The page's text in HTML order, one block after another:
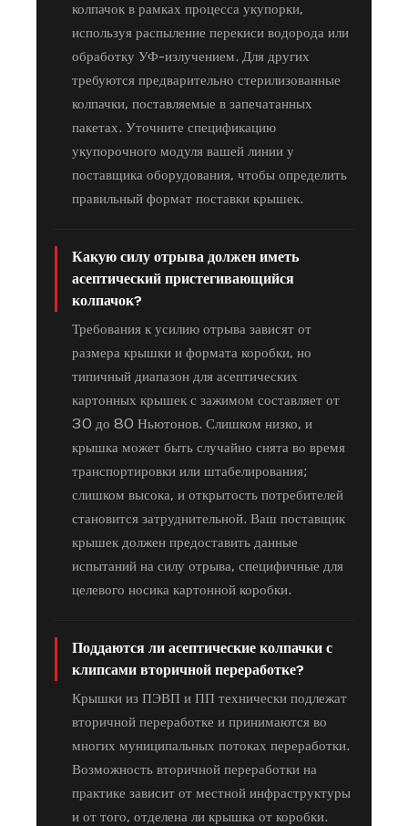
колпачок в рамках процесса укупорки,
используя распыление перекиси водорода или
обработку УФ-излучением. Для других
требуются предварительно стерилизованные
колпачки, поставляемые в запечатанных
пакетах. Уточните спецификацию
укупорочного модуля вашей линии у
поставщика оборудования, чтобы определить
правильный формат поставки крышек.
Какую силу отрыва должен иметь
асептический пристегивающийся
колпачок?
Требования к усилию отрыва зависят от
размера крышки и формата коробки, но
типичный диапазон для асептических
картонных крышек с зажимом составляет от
30 до 80 Ньютонов. Слишком низко, и
крышка может быть случайно снята во время
транспортировки или штабелирования;
слишком высока, и открытость потребителей
становится затруднительной. Ваш поставщик
крышек должен предоставить данные
испытаний на силу отрыва, специфичные для
целевого носика картонной коробки.
Поддаются ли асептические колпачки с
клипсами вторичной переработке?
Крышки из ПЭВП и ПП технически подлежат
вторичной переработке и принимаются во
многих муниципальных потоках переработки.
Возможность вторичной переработки на
практике зависит от местной инфраструктуры
и от того, отделена ли крышка от коробки.